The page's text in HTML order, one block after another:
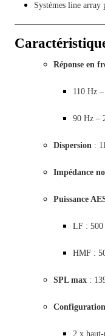
Systèmes line array
Réponse en
110 Hz
90 Hz –
Dispersion :
Impédance
Puissance
LF : 500
HMF :
SPL max :
Configuration
2 x